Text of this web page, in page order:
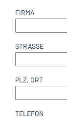
FIRMA
STRASSE
PLZ, ORT
TELEFON